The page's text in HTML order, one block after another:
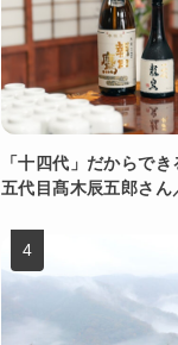
「十四代」だからで
五代目髙木辰五郎さん